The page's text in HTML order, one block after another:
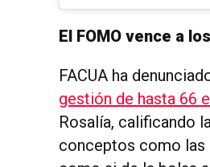
El FOMO vence a
FACUA ha
gestión de hasta 66
Rosalía, calificando
conceptos como las